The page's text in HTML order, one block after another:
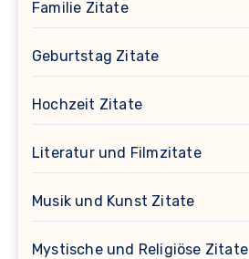
Familie Zitate
Geburtstag Zitate
Hochzeit Zitate
Literatur und Filmzitate
Musik und Kunst Zitate
Mystische und Religiöse Zitate